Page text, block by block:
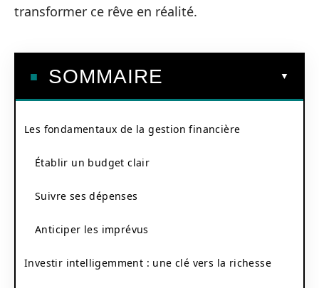
transformer ce rêve en réalité.
SOMMAIRE
Les fondamentaux de la gestion financière
Établir un budget clair
Suivre ses dépenses
Anticiper les imprévus
Investir intelligemment : une clé vers la richesse